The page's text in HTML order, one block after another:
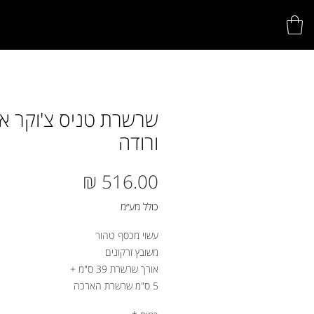
שרשרת טניס צ'וקר
ורודה
כולל מע״מ
עשוי מכסף טהור
משובץ זרקונים
אורך שרשרת 39 ס"מ +
5 ס"מ שרשרת הארכה